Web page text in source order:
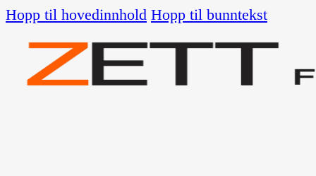
Hopp til hovedinnhold Hopp til bunntekst